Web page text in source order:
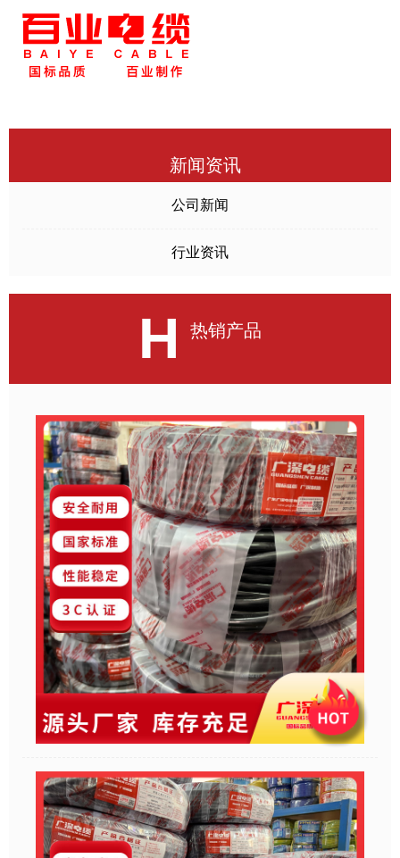
新闻资讯
公司新闻
行业资讯
H 热销产品